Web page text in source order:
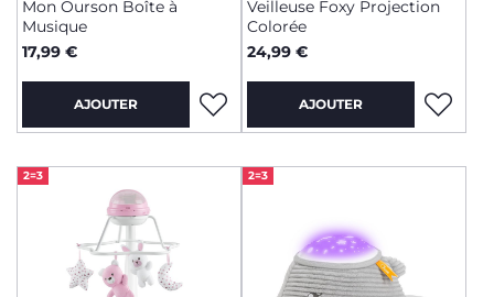
Mon Ourson Boîte à
Musique
17,99 €
AJOUTER
Veilleuse Foxy Projection
Colorée
24,99 €
AJOUTER
2=3 2=3